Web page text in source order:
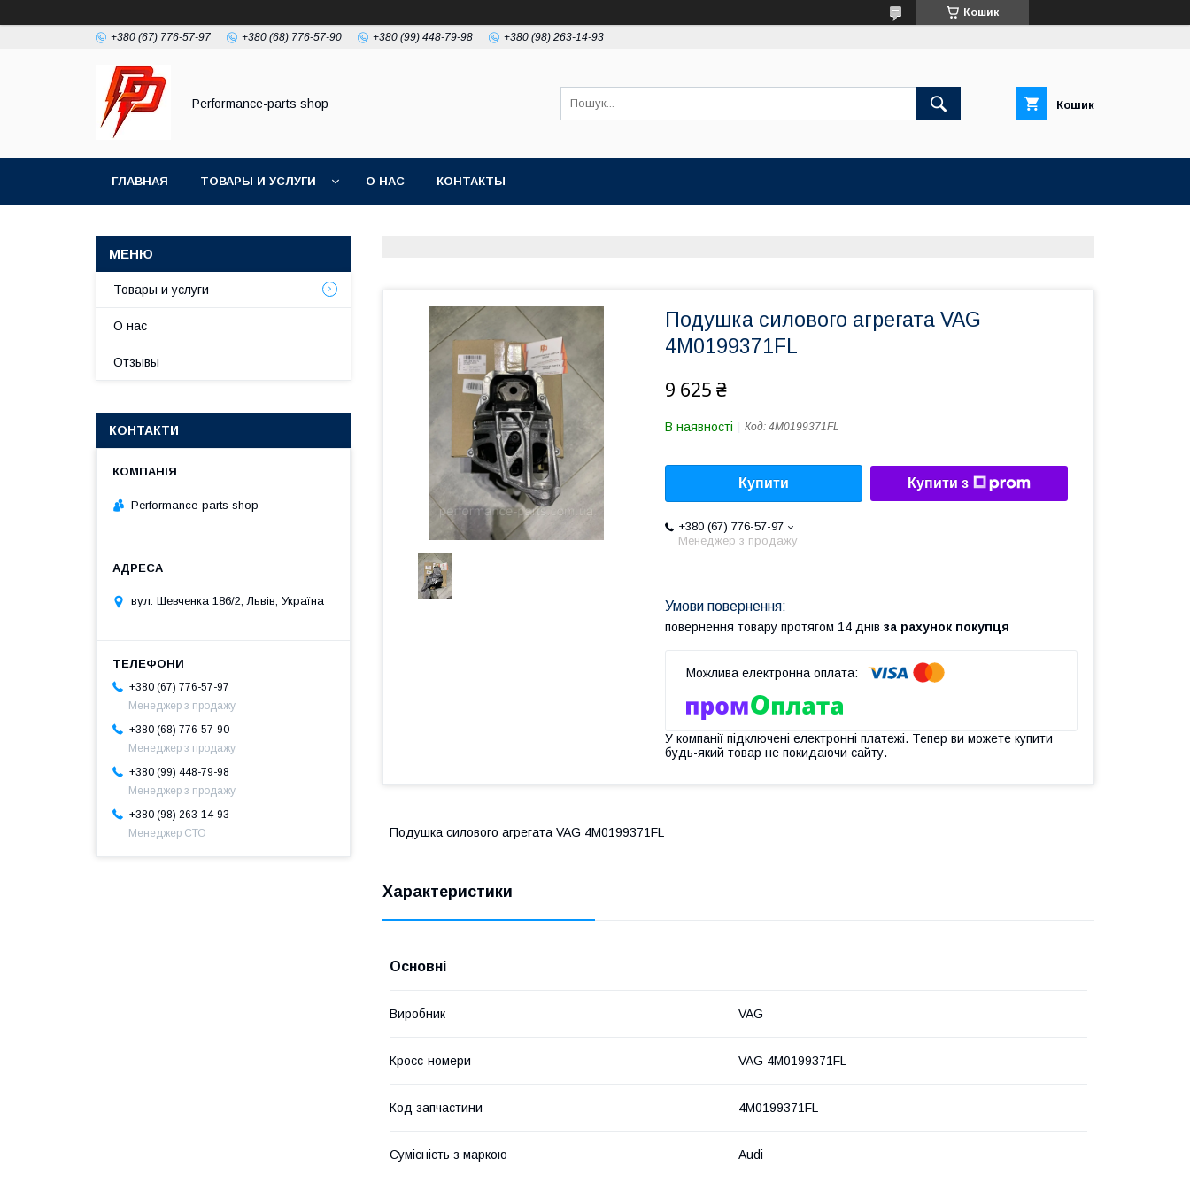
Кошик
+380 (67) 776-57-97 +380 (68) 776-57-90 +380 (99) 448-79-98 +380 (98) 263-14-93
Performance-parts shop Кошик
ГЛАВНАЯ ТОВАРЫ И УСЛУГИ О НАС КОНТАКТЫ
Подушка силового агрегата VAG
4M0199371FL
9 625 ₴
В наявності Код: 4M0199371FL
Купити Купити з
+380 (67) 776-57-97
Менеджер з продажу
повернення товару протягом 14 днів за рахунок покупця
У компанії підключені електронні платежі. Тепер ви можете купити
будь-який товар не покидаючи сайту.
Подушка силового агрегата VAG 4M0199371FL
Характеристики
Основні
Виробник VAG
Кросс-номери VAG 4M0199371FL
Код запчастини 4M0199371FL
Сумісність з маркою Audi
Товары и услуги
О нас
Отзывы
КОНТАКТИ
Performance-parts shop
вул. Шевченка 186/2, Львів, Україна
+380 (67) 776-57-97
Менеджер з продажу
+380 (68) 776-57-90
Менеджер з продажу
+380 (99) 448-79-98
Менеджер з продажу
+380 (98) 263-14-93
Менеджер СТО